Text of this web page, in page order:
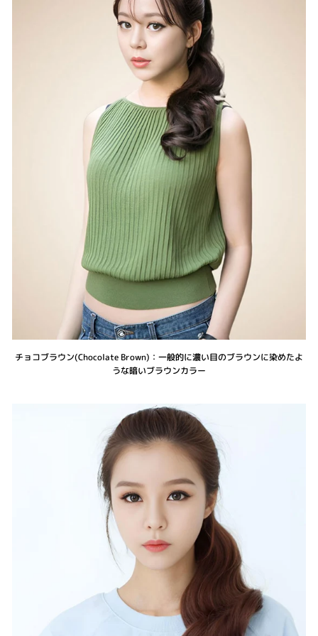
チョコブラウン(Chocolate Brown)：一般的に濃い目のブラウンに染めたよ
うな暗いブラウンカラー